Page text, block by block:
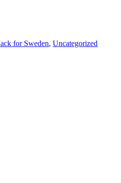
for Sweden, Uncategorized